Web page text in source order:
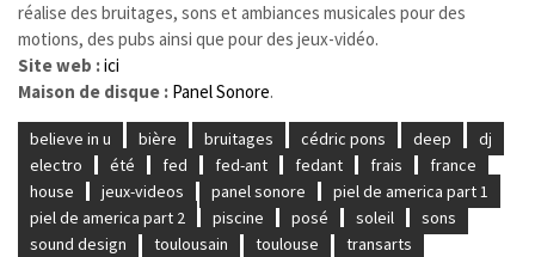
réalise des bruitages, sons et ambiances musicales pour des
motions, des pubs ainsi que pour des jeux-vidéo.
Site web :ici
Maison de disque : Panel Sonore.
believe in u bière bruitages cédric pons deep
dj
electro
été fed fed-ant fedant frais
france
house
jeux-videos panel sonore
piel de america part 1
piel de america part 2
piscine posé soleil
sons
sound design
toulousain toulouse transarts